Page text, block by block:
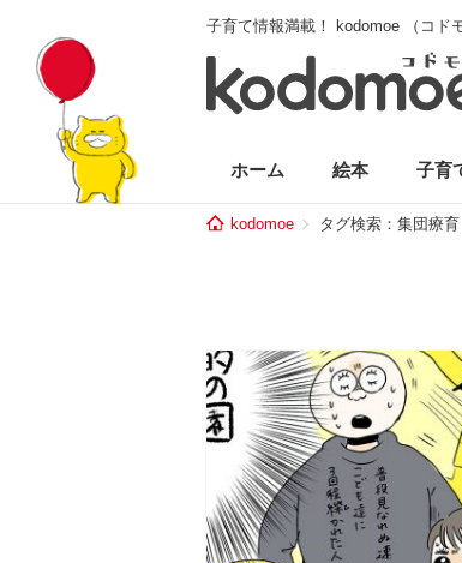
子育て情報満載！ kodomoe （コド
ホーム 絵本 子育
kodomoe タグ検索：集団療育